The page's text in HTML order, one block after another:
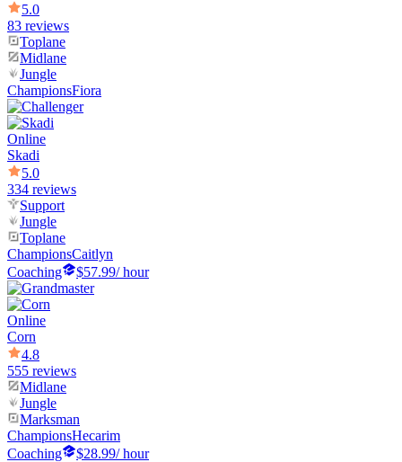
5.0
83 reviews
Toplane
Midlane
Jungle
ChampionsFiora
Online
Skadi
5.0
334 reviews
Support
Jungle
Toplane
ChampionsCaitlyn
Coaching
$57.99/ hour
Online
Corn
4.8
555 reviews
Midlane
Jungle
Marksman
ChampionsHecarim
Coaching
$28.99/ hour